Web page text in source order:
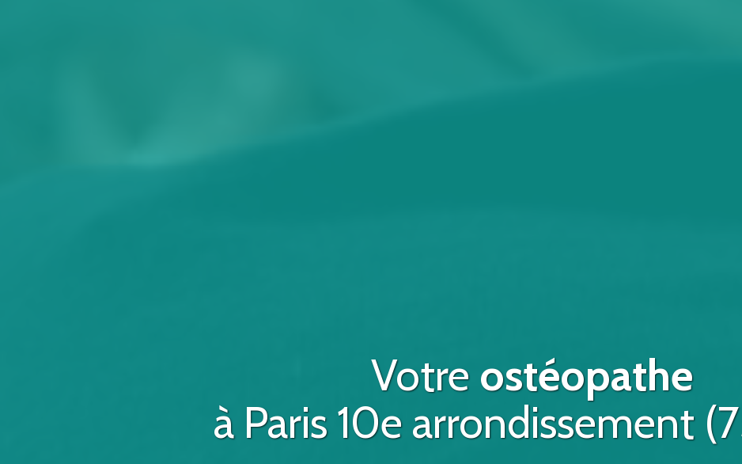
Votre ostéopathe
à Paris 10e arrondissement